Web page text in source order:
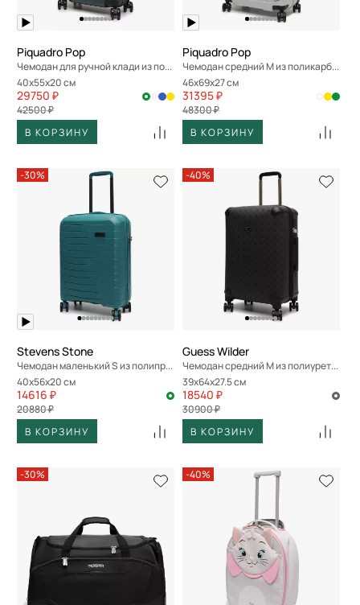
Piquadro Pop
Чемодан для ручной клади из поликарбоната
40x55x20 см
29750 ₽
42500 ₽
В КОРЗИНУ
Piquadro Pop
Чемодан средний M из поликарбоната
46x69x27 см
31395 ₽
48300 ₽
В КОРЗИНУ
-30%
Stevens Stone
Чемодан маленький S из полипропилена
40x56x20 см
14616 ₽
20880 ₽
В КОРЗИНУ
-40%
Guess Wilder
Чемодан средний M из полиурeтана
39x64x27.5 см
18540 ₽
30900 ₽
В КОРЗИНУ
-30% -40%